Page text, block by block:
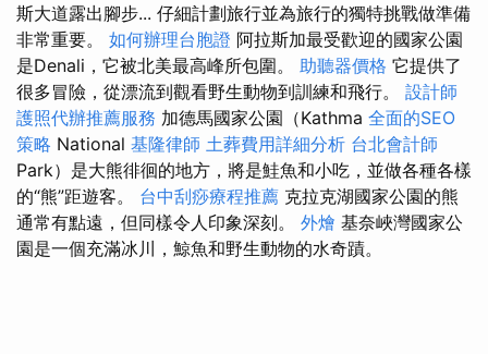
斯大道露出腳步... 仔細計劃旅行並為旅行的獨特挑戰做準備
非常重要。 如何辦理台胞證 阿拉斯加最受歡迎的國家公園
是Denali，它被北美最高峰所包圍。 助聽器價格 它提供了
很多冒險，從漂流到觀看野生動物到訓練和飛行。 設計師
護照代辦推薦服務 加德馬國家公園（Kathma 全面的SEO
策略 National 基隆律師 土葬費用詳細分析 台北會計師
Park）是大熊徘徊的地方，將是鮭魚和小吃，並做各種各樣
的“熊”距遊客。 台中刮痧療程推薦 克拉克湖國家公園的熊
通常有點遠，但同樣令人印象深刻。 外燴 基奈峽灣國家公
園是一個充滿冰川，鯨魚和野生動物的水奇蹟。